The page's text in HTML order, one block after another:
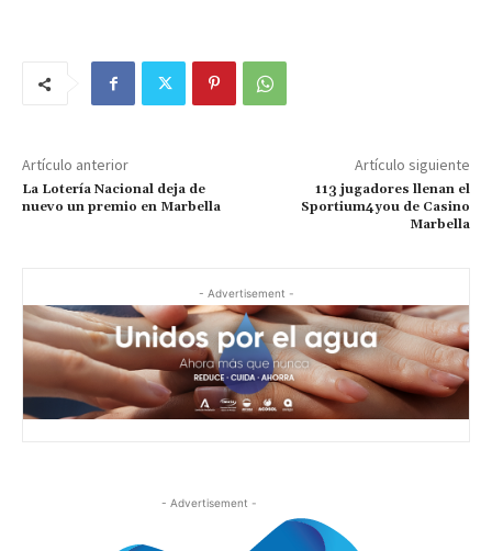
Artículo anterior
La Lotería Nacional deja de
nuevo un premio en Marbella
Artículo siguiente
113 jugadores llenan el
Sportium4you de Casino
Marbella
- Advertisement -
- Advertisement -